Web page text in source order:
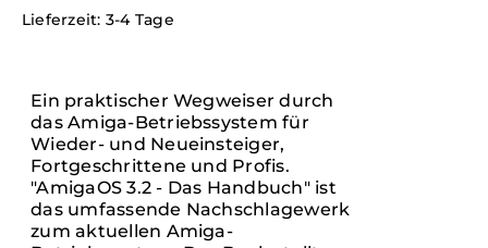
English
WÄHLEN
MEHRERE
VARIANTEN
AUF.
DIE
OPTIONEN
KÖNNEN
AUF
Lieferzeit: 3-4 Tage
Ein praktischer Wegweiser durch
das Amiga-Betriebssystem für
Wieder- und Neueinsteiger,
Fortgeschrittene und Profis.
"AmigaOS 3.2 - Das Handbuch" ist
das umfassende Nachschlagewerk
zum aktuellen Amiga-